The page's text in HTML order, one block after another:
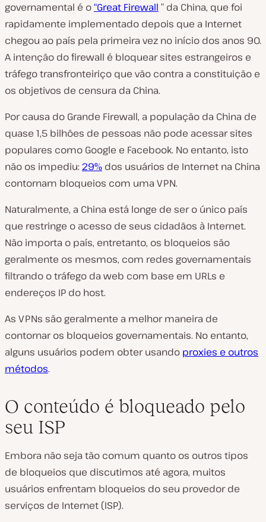
governamental é o“Great Firewall ” da China, que foi
rapidamente implementado depois que a Internet
chegou ao país pela primeira vez no início dos anos 90.
A intenção do firewall é bloquear sites estrangeiros e
tráfego transfronteiriço que vão contra a constituição e
os objetivos de censura da China.
Por causa do Grande Firewall, a população da China de
quase 1,5 bilhões de pessoas não pode acessar sites
populares como Google e Facebook. No entanto, isto
não os impediu: 29% dos usuários de Internet na China
contornam bloqueios com uma VPN.
Naturalmente, a China está longe de ser o único país
que restringe o acesso de seus cidadãos à Internet.
Não importa o país, entretanto, os bloqueios são
geralmente os mesmos, com redes governamentais
filtrando o tráfego da web com base em URLs e
endereços IP do host.
As VPNs são geralmente a melhor maneira de
contornar os bloqueios governamentais. No entanto,
alguns usuários podem obter usando proxies e outros
métodos.
O conteúdo é bloqueado pelo
seu ISP
Embora não seja tão comum quanto os outros tipos
de bloqueios que discutimos até agora, muitos
usuários enfrentam bloqueios do seu provedor de
serviços de Internet (ISP).